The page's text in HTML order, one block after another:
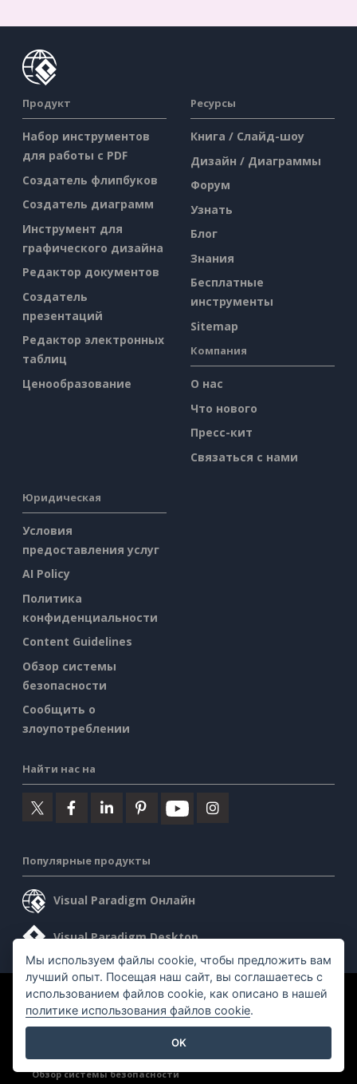
Продукт
Набор инструментов
для работы с PDF
Создатель флипбуков
Создатель диаграмм
Инструмент для
графического дизайна
Редактор документов
Создатель
презентаций
Редактор электронных
таблиц
Ценообразование
Ресурсы
Книга / Слайд-шоу
Дизайн / Диаграммы
Форум
Узнать
Блог
Знания
Бесплатные
инструменты
Sitemap
Компания
О нас
Что нового
Пресс-кит
Связаться с нами
Юридическая
Условия
предоставления услуг
AI Policy
Политика
конфиденциальности
Content Guidelines
Обзор системы
безопасности
Сообщить о
злоупотреблении
Найти нас на
Популярные продукты
Visual Paradigm Онлайн
Visual Paradigm Desktop
©2026 by Visual Paradigm. Все права защищены.
Обзор системы безопасности
Мы используем файлы cookie, чтобы предложить вам
лучший опыт. Посещая наш сайт, вы соглашаетесь с
использованием файлов cookie, как описано в нашей
политике использования файлов cookie.
OK